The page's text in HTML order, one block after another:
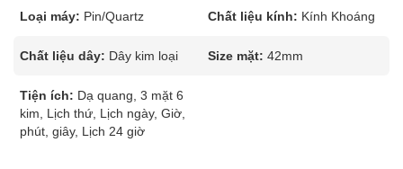
Loại máy: Pin/Quartz Chất liệu kính: Kính Khoáng
Chất liệu dây: Dây kim loại Size mặt: 42mm
Tiện ích: Dạ quang, 3 mặt 6
kim, Lịch thứ, Lịch ngày, Giờ,
phút, giây, Lịch 24 giờ